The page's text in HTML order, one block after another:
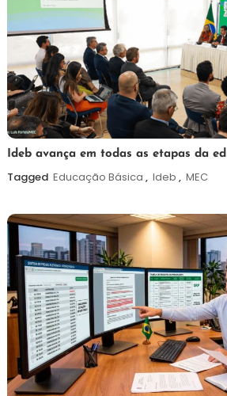
6
de
agosto
2026
Maurilio
Ideb avança em todas as etapas da
Tagged Educação Básica , Ideb , MEC